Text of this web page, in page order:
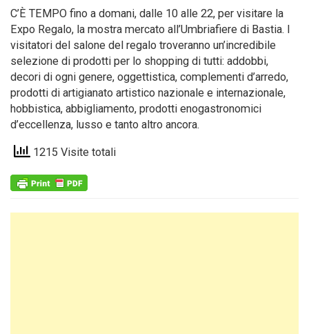
C’È TEMPO fino a domani, dalle 10 alle 22, per visitare la
Expo Regalo, la mostra mercato all’Umbriafiere di Bastia. I
visitatori del salone del regalo troveranno un’incredibile
selezione di prodotti per lo shopping di tutti: addobbi,
decori di ogni genere, oggettistica, complementi d’arredo,
prodotti di artigianato artistico nazionale e internazionale,
hobbistica, abbigliamento, prodotti enogastronomici
d’eccellenza, lusso e tanto altro ancora.
1215 Visite totali